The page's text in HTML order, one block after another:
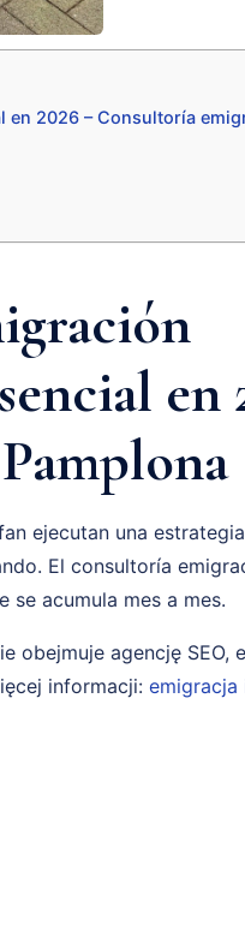
en 2026 – Consultoría
en
ejecutan una
El consultoría
se acumula mes a mes.
obejmuje agencję SEO,
informacji: emigracja